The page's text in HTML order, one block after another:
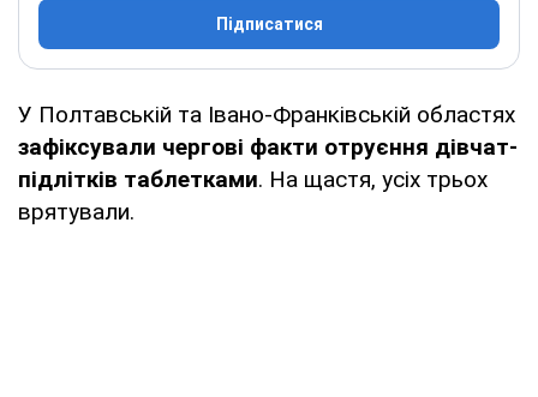
Підписатися
У Полтавській та Івано-Франківській областях
зафіксували чергові факти отруєння дівчат-
підлітків таблетками. На щастя, усіх трьох
врятували.